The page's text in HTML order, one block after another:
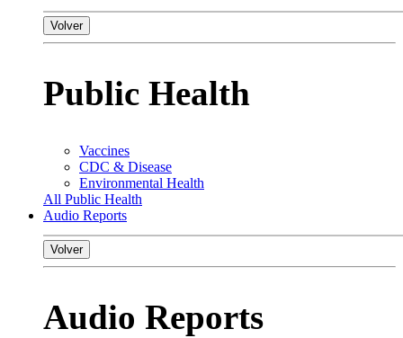
Volver
Public Health
Vaccines
CDC & Disease
Environmental Health
All Public Health
Audio Reports
Volver
Audio Reports